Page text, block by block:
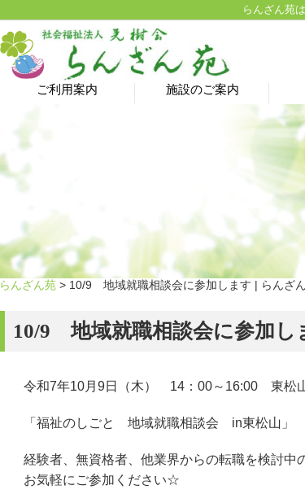
らんざん苑
ご利用案内 施設のご案内
らんざん苑 > 10/9 地域就職相談会に参加します | らんざ
10/9 地域就職相談会に参加し
令和7年10月9日（木） 14：00～16:00 東松
「福祉のしごと 地域就職相談会 in東松山」
経験者、無資格者、他業界からの転職を検討中
お気軽にご参加ください☆